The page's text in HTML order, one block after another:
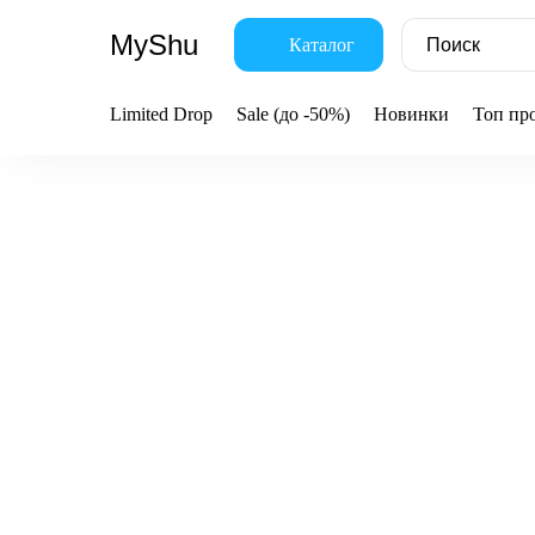
MyShu Каталог
Limited Drop Sale (до -50%) Новинки Топ